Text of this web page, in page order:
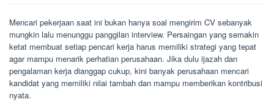
Mencari pekerjaan saat ini bukan hanya soal mengirim CV sebanyak
mungkin lalu menunggu panggilan interview. Persaingan yang semakin
ketat membuat setiap pencari kerja harus memiliki strategi yang tepat
agar mampu menarik perhatian perusahaan. Jika dulu ijazah dan
pengalaman kerja dianggap cukup, kini banyak perusahaan mencari
kandidat yang memiliki nilai tambah dan mampu memberikan kontribusi
nyata.